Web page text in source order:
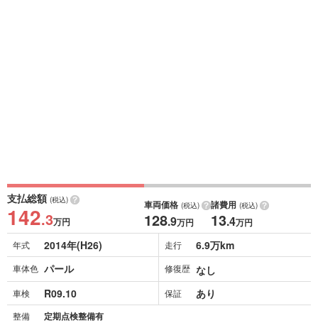
支払総額 (税込)
142.3万円
車両価格 (税込)
128.9万円
諸費用 (税込)
13.4万円
年式 2014年(H26) 走行 6.9万km
車体色 パール 修復歴 なし
車検 R09.10 保証 あり
整備 定期点検整備有